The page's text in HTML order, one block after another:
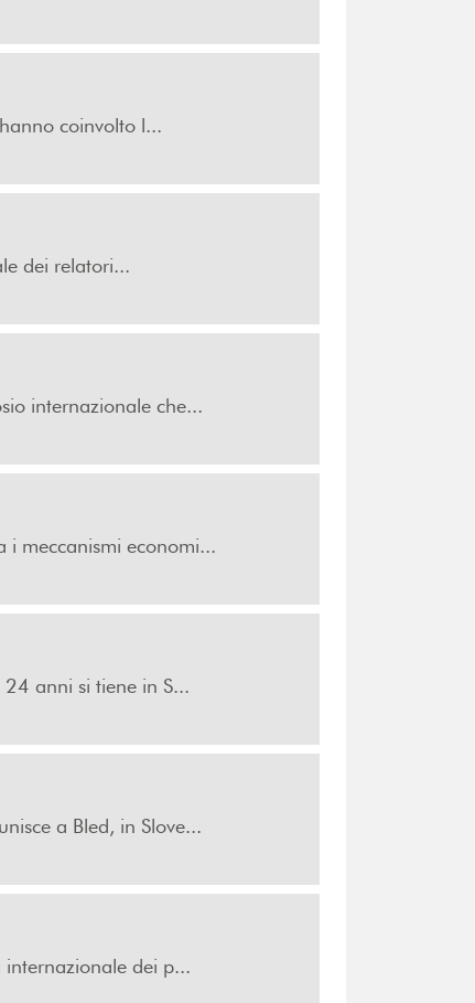
coinvolto l...
dei relatori...
internazionale che...
i meccanismi economi...
anni si tiene in S...
a Bled, in Slove...
dei p...